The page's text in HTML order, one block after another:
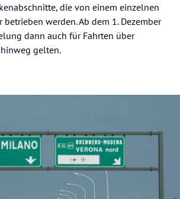
die von einem einzelnen
werden. Ab dem 1. Dezember
dann auch für Fahrten über
gelten.